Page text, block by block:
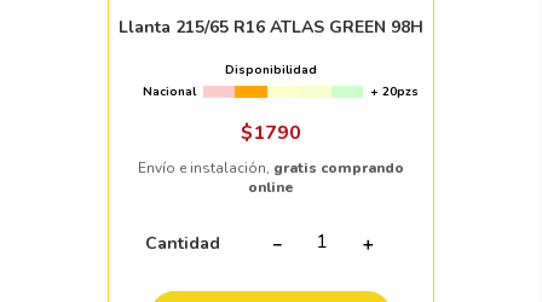
Llanta 215/65 R16 ATLAS GREEN 98H
Disponibilidad
Nacional
+ 20pzs
$1790
Envío e instalación, gratis comprando
online
Cantidad ＋
－